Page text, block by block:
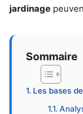
jardinage
Sommaire
Les bases